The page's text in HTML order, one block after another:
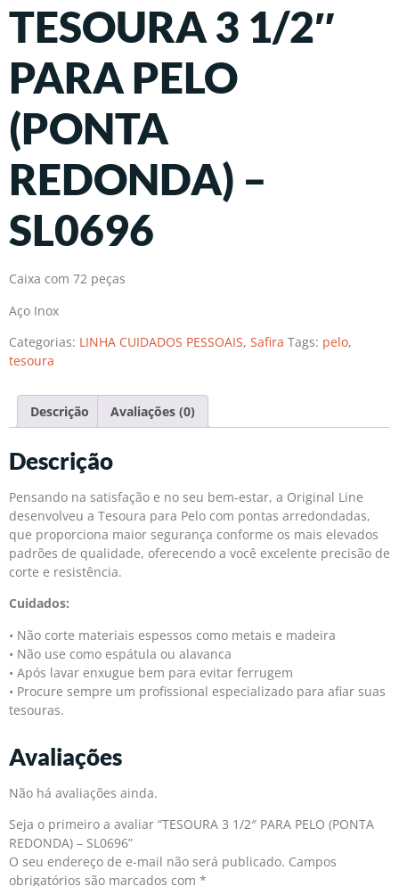
TESOURA 3 1/2″
PARA PELO
(PONTA
REDONDA) –
SL0696
Caixa com 72 peças
Aço Inox
Categorias: LINHA CUIDADOS PESSOAIS, Safira Tags: pelo,
tesoura
Descrição Avaliações (0)
Descrição
Pensando na satisfação e no seu bem-estar, a Original Line
desenvolveu a Tesoura para Pelo com pontas arredondadas,
que proporciona maior segurança conforme os mais elevados
padrões de qualidade, oferecendo a você excelente precisão de
corte e resistência.
Cuidados:
• Não corte materiais espessos como metais e madeira
• Não use como espátula ou alavanca
• Após lavar enxugue bem para evitar ferrugem
• Procure sempre um profissional especializado para afiar suas
tesouras.
Avaliações
Não há avaliações ainda.
Seja o primeiro a avaliar “TESOURA 3 1/2″ PARA PELO (PONTA
REDONDA) – SL0696”
O seu endereço de e-mail não será publicado. Campos
obrigatórios são marcados com *